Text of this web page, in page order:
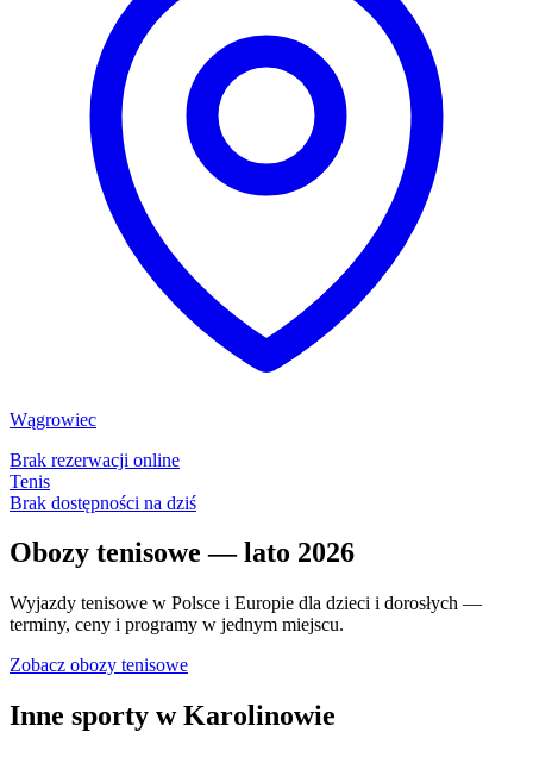
Wągrowiec
Brak rezerwacji online
Tenis
Brak dostępności na dziś
Obozy tenisowe — lato 2026
Wyjazdy tenisowe w Polsce i Europie dla dzieci i dorosłych —
terminy, ceny i programy w jednym miejscu.
Zobacz obozy tenisowe
Inne sporty w Karolinowie